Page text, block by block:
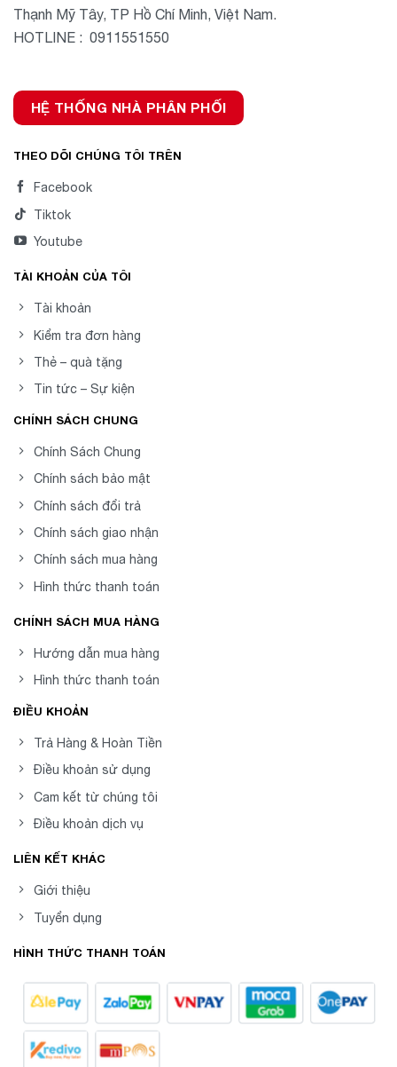
Thạnh Mỹ Tây, TP Hồ Chí Minh, Việt Nam.
HOTLINE : 0911551550
HỆ THỐNG NHÀ PHÂN PHỐI
THEO DÕI CHÚNG TÔI TRÊN
Facebook
Tiktok
Youtube
TÀI KHOẢN CỦA TÔI
Tài khoản
Kiểm tra đơn hàng
Thẻ – quà tặng
Tin tức – Sự kiện
CHÍNH SÁCH CHUNG
Chính Sách Chung
Chính sách bảo mật
Chính sách đổi trả
Chính sách giao nhận
Chính sách mua hàng
Hình thức thanh toán
CHÍNH SÁCH MUA HÀNG
Hướng dẫn mua hàng
Hình thức thanh toán
ĐIỀU KHOẢN
Trả Hàng & Hoàn Tiền
Điều khoản sử dụng
Cam kết từ chúng tôi
Điều khoản dịch vụ
LIÊN KẾT KHÁC
Giới thiệu
Tuyển dụng
HÌNH THỨC THANH TOÁN